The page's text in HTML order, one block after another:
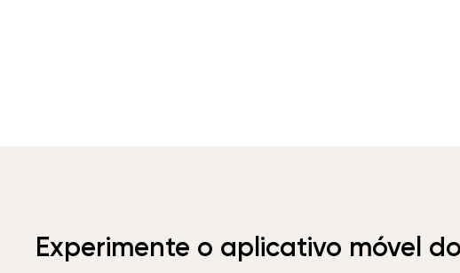
Experimente o aplicativo móvel